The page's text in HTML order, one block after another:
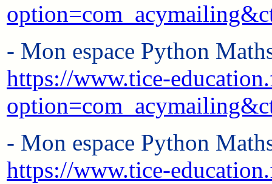
- Mon espace Python
https://www.tice-
- Mon espace Python
https://www.tice-